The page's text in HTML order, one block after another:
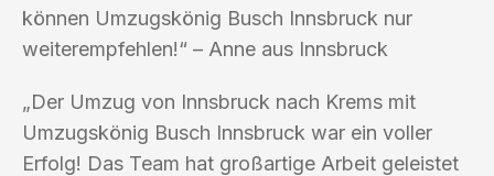
können Umzugskönig Busch Innsbruck nur
weiterempfehlen!“ – Anne aus Innsbruck
„Der Umzug von Innsbruck nach Krems mit
Umzugskönig Busch Innsbruck war ein voller
Erfolg! Das Team hat großartige Arbeit geleistet